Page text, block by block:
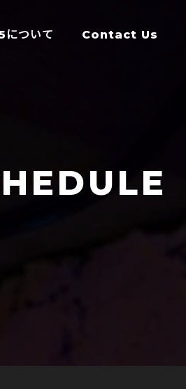
ついて Contact Us